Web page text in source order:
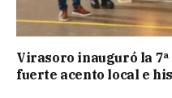
Virasoro inauguró la
fuerte acento local e